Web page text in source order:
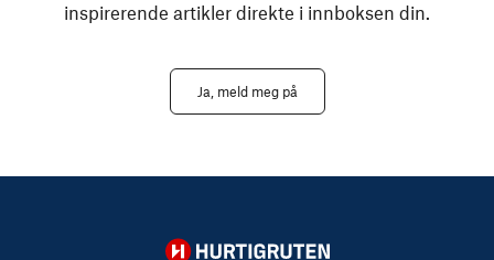
inspirerende artikler direkte i innboksen din.
Ja, meld meg på
Hurtigruten